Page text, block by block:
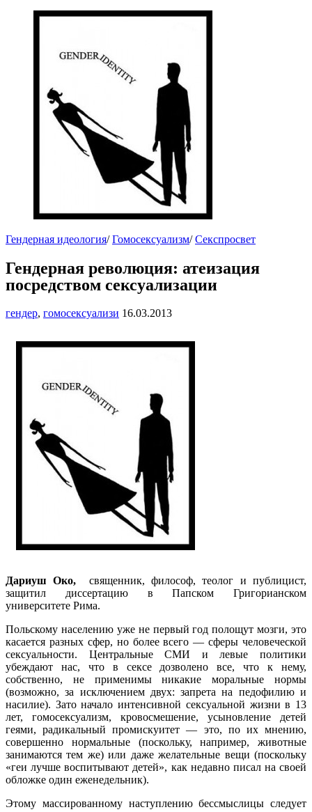
Гендерная идеология/Гомосексуализм/Секспросвет
Гендерная революция: атеизация
посредством сексуализации
гендер, гомосексуализи 16.03.2013
Дариуш Око,
священник, философ, теолог и публицист,
защитил диссертацию в Папском Григорианском
университете Рима.
Польскому населению уже не первый год полощут мозги, это
касается разных сфер, но более всего — сферы человеческой
сексуальности. Центральные СМИ и левые политики
убеждают нас, что в сексе дозволено все, что к нему,
собственно, не применимы никакие моральные нормы
(возможно, за исключением двух: запрета на педофилию и
насилие). Зато начало интенсивной сексуальной жизни в 13
лет, гомосексуализм, кровосмешение, усыновление детей
геями, радикальный промискуитет — это, по их мнению,
совершенно нормальные (поскольку, например, животные
занимаются тем же) или даже желательные вещи (поскольку
«геи лучше воспитывают детей», как недавно писал на своей
обложке один еженедельник).
Этому массированному наступлению бессмыслицы следует